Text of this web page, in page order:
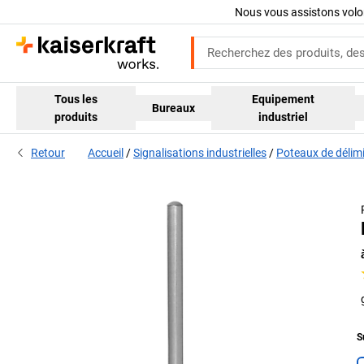
Nous vous assistons
Tous les
produits
Bureaux
Equipement
industriel
Retour Accueil Signalisations industrielles Poteaux de